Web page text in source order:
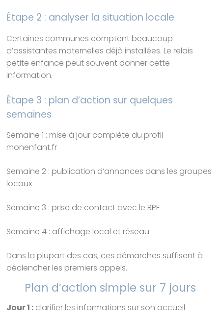
Étape 2 : analyser la situation locale
Certaines communes comptent beaucoup
d’assistantes maternelles déjà installées. Le relais
petite enfance peut souvent donner cette
information.
Étape 3 : plan d’action sur quelques
semaines
Semaine 1 : mise à jour complète du profil
monenfant.fr
Semaine 2 : publication d’annonces dans les groupes
locaux
Semaine 3 : prise de contact avec le RPE
Semaine 4 : affichage local et réseau
Dans la plupart des cas, ces démarches suffisent à
déclencher les premiers appels.
Plan d’action simple sur 7 jours
Jour 1 : clarifier les informations sur son accueil